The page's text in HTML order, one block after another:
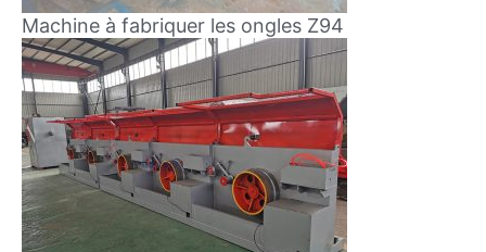
Machine à fabriquer les ongles Z94